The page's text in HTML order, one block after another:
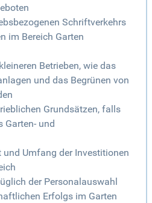
Schriftverkehrs
im Bereich Garten
Betrieben, wie das
und das Begrünen von
Grundsätzen, falls
Garten- und
Umfang der Investitionen
der Personalauswahl
Erfolgs im Garten